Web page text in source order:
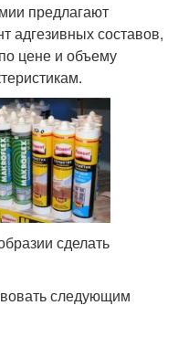
предлагают
адгезивных составов,
цене и объему
сделать
следующим